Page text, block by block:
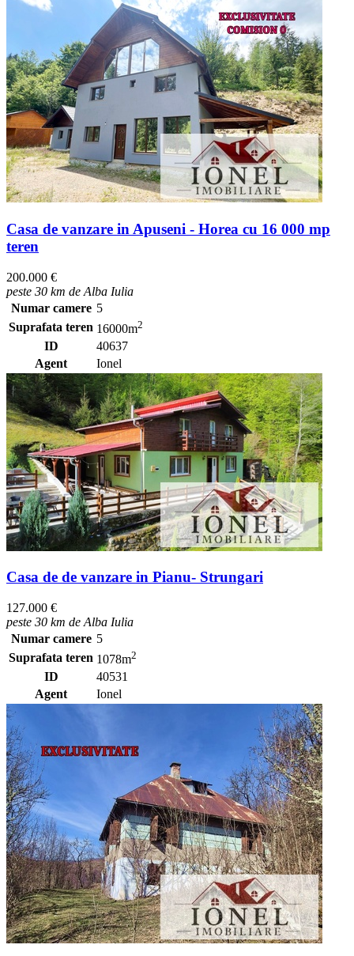
Casa de vanzare in Apuseni - Horea cu 16 000 mp
teren
200.000 €
peste 30 km de Alba Iulia
Numar camere 5
Suprafata teren 16000m2
ID
40637
Agent
Ionel
Casa de de vanzare in Pianu- Strungari
127.000 €
peste 30 km de Alba Iulia
Numar camere 5
Suprafata teren 1078m2
ID
40531
Agent
Ionel